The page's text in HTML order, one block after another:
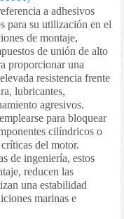
a adhesivos
para su utilización en el
de montaje,
de unión de alto
proporcionar una
resistencia frente
lubricantes,
agresivos.
para bloquear
cilíndricos o
del motor.
de ingeniería, estos
reducen las
una estabilidad
marinas e